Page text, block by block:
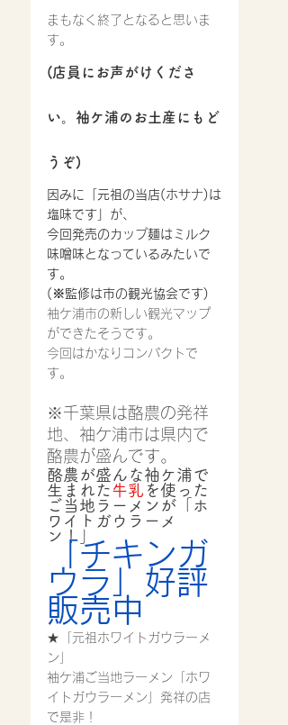
まもなく終了となると思いま
す。
(店員にお声がけくださ
い。袖ケ浦のお土産にもど
うぞ)
因みに「元祖の当店(ホサナ)は
塩味です」が、
今回発売のカップ麺はミルク
味噌味となっているみたいで
す。
(※監修は市の観光協会です)
袖ケ浦市の新しい観光マップ
ができたそうです。
今回はかなりコンパクトで
す。
※千葉県は酪農の発祥
地、袖ケ浦市は県内で
酪農が盛んです。
酪農が盛んな袖ケ浦で
生まれた牛乳 を使った
ご当地ラーメンが「ホ
ワイトガウラーメ
ン！」
「チキンガ
ウラ」好評
販売中
★「元祖ホワイトガウラーメ
ン」
袖ケ浦ご当地ラーメン「ホワ
イトガウラーメン」発祥の店
で是非！